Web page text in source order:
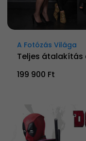
A Fotózás Világa
Teljes átalakítás
199 900 Ft